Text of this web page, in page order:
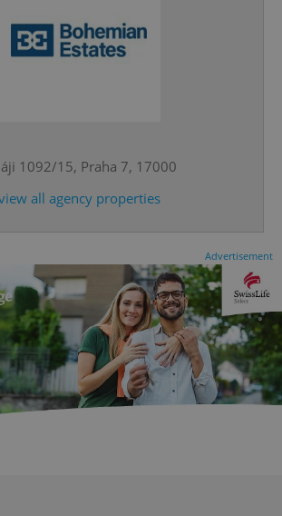
1092/15, Praha 7, 17000
all agency properties
Advertisement
.expats.cz 6